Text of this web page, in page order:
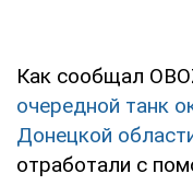
Как сообщал
очередной танк
Донецкой
отработали с